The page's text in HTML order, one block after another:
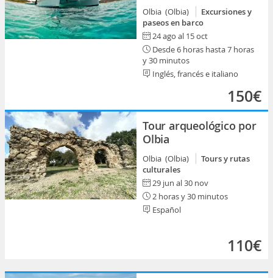
Olbia (Olbia)
Excursiones y
paseos en barco
24 ago al 15 oct
Desde 6 horas hasta 7 horas
y 30 minutos
Inglés, francés e italiano
150€
Tour arqueológico por
Olbia
Olbia (Olbia)
Tours y rutas
culturales
29 jun al 30 nov
2 horas y 30 minutos
Español
110€